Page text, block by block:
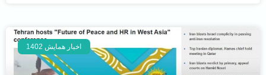
اخبار همایش 1402